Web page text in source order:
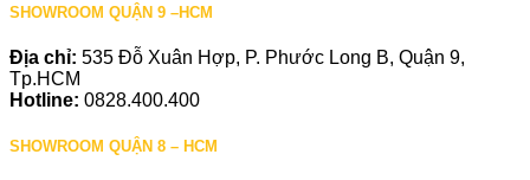
SHOWROOM QUẬN 9 –HCM
Địa chỉ: 535 Đỗ Xuân Hợp, P. Phước Long B, Quận 9,
Tp.HCM
Hotline: 0828.400.400
SHOWROOM QUẬN 8 – HCM